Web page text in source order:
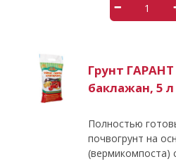
Грунт
баклажан, 5 л
Полностью
почвогрунт на
(вермикомпоста)